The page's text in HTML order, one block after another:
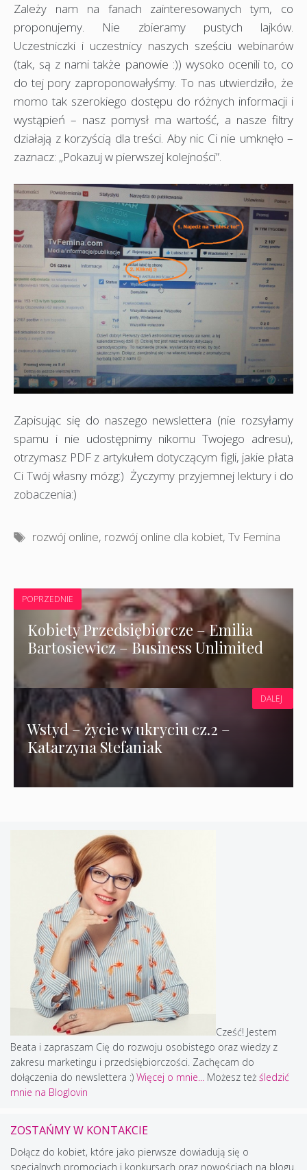
Zależy nam na fanach zainteresowanych tym, co
proponujemy. Nie zbieramy pustych lajków.
Uczestniczki i uczestnicy naszych sześciu webinarów
(tak, są z nami także panowie :)) wysoko ocenili to, co
do tej pory zaproponowałyśmy. To nas utwierdziło, że
momo tak szerokiego dostępu do różnych informacji i
wystąpień – nasz pomysł ma wartość, a nasze filtry
działają z korzyścią dla treści. Aby nic Ci nie umknęło –
zaznacz: „Pokazuj w pierwszej kolejności”.
Zapisując się do naszego newslettera (nie rozsyłamy
spamu i nie udostępnimy nikomu Twojego adresu),
otrzymasz PDF z artykułem dotyczącym figli, jakie płata
Ci Twój własny mózg:) Życzymy przyjemnej lektury i do
zobaczenia:)
Tagi
rozwój online, rozwój online dla kobiet,Tv Femina
POPRZEDNIE
Kobiety Przedsiębiorcze – Emilia
Bartosiewicz – Business Unlimited
Wstyd – życie w ukryciu cz.2 –
Katarzyna Stefaniak
DALEJ
Cześć! Jestem
Beata i zapraszam Cię do rozwoju osobistego oraz wiedzy z
zakresu marketingu i przedsiębiorczości. Zachęcam do
dołączenia do newslettera :) Więcej o mnie... Możesz też śledzić
mnie na Bloglovin
ZOSTAŃMY W KONTAKCIE
Dołącz do kobiet, które jako pierwsze dowiadują się o
specjalnych promocjach i konkursach oraz nowościach na blogu.